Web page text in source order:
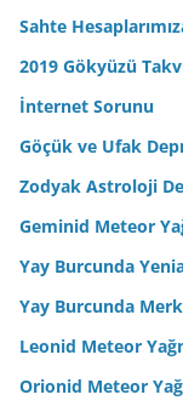
Sahte
2019 Gökyüzü
İnternet Sorunu
Göçük ve Ufak
Zodyak Astroloji
Geminid Meteor
Yay Burcunda
Yay Burcunda
Leonid Meteor
Orionid Meteor